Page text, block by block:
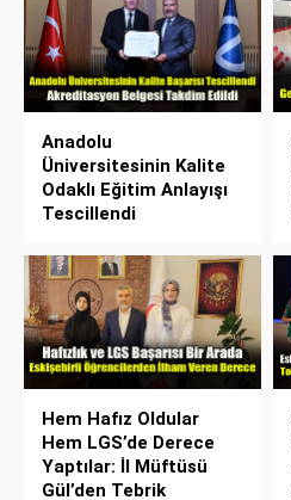
Anadolu
Üniversitesinin Kalite
Odaklı Eğitim Anlayışı
Tescillendi
Hem Hafız Oldular
Hem LGS’de Derece
Yaptılar: İl Müftüsü
Gül’den Tebrik